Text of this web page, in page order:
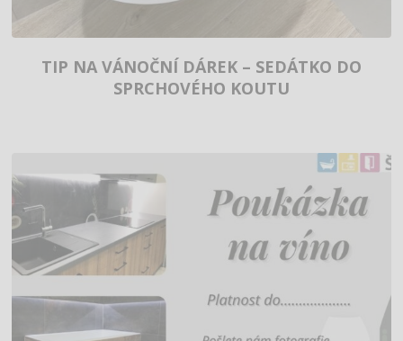
TIP NA VÁNOČNÍ DÁREK – SEDÁTKO DO
SPRCHOVÉHO KOUTU